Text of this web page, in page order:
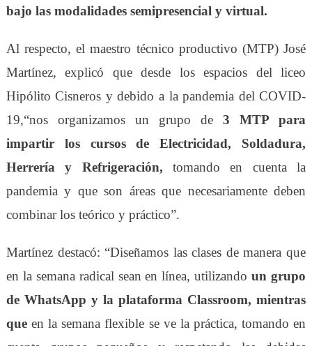
bajo las modalidades semipresencial y virtual.
Al respecto, el maestro técnico productivo (MTP) José
Martínez, explicó que desde los espacios delliceo
Hipólito Cisneros y debido a la pandemia del COVID-
19,“nos organizamos un grupo de3MTP para
impartir los cursos de Electricidad, Soldadura,
Herrería y Refrigeración, tomando en cuenta la
pandemia y que son áreas que necesariamente deben
combinar los teórico y práctico”.
Martínez destacó: “Diseñamos las clases de manera que
en la semana radical seanen línea, utilizando un grupo
de WhatsApp y la plataforma Classroom,mientras
queen la semana flexible seve la práctica, tomando en